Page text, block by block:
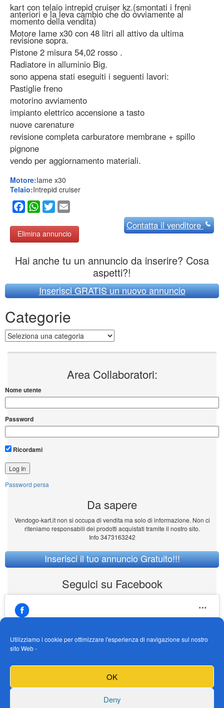
Utilizziamo i cookie per ottimizzare l'esperienza di navigazione sul nostro
sito Web -
OK
Deny
kart con telaio intrepid cruiser kz.(smontati i freni
anteriori e la leva cambio che do ovviamente al
momento della vendita)
Motore Iame x30 con 48 litri all attivo da ultima
revisione sopra.
Pistone 2 misura 54,02 rosso .
Radiatore in alluminio Big.
sono appena stati eseguiti i seguenti lavori:
Pastiglie freno
motorino avviamento
impianto elettrico accensione a tasto
nuove carenature
revisione completa carburatore membrane + spillo
pignone
vendo per aggiornamento materiali.
Motore:Iame x30
Telaio:Intrepid cruiser
Facebook
WhatsApp
Twitter
Elimina annuncio
Contattail venditore
Hai anche tu un annuncio da inserire? Cosa
aspetti?!
Inserisci GRATIS un nuovo annuncio
Categorie
Categorie
Area Collaboratori:
Nome utente
Password
Ricordami
Password persa
Da sapere
Vendogo-kart.it non si occupa di vendita ma solo di informazione. Non ci
riteniamo responsabili dei prodotti acquistati tramite il nostro sito.
Info 3473163242
Inserisci il tuo annuncio Gratuito!!!
Seguici su Facebook
https://www.facebook.com/Vendogokartit/
Fai clic per accettare i cookie marketing e
abilitare questo contenuto